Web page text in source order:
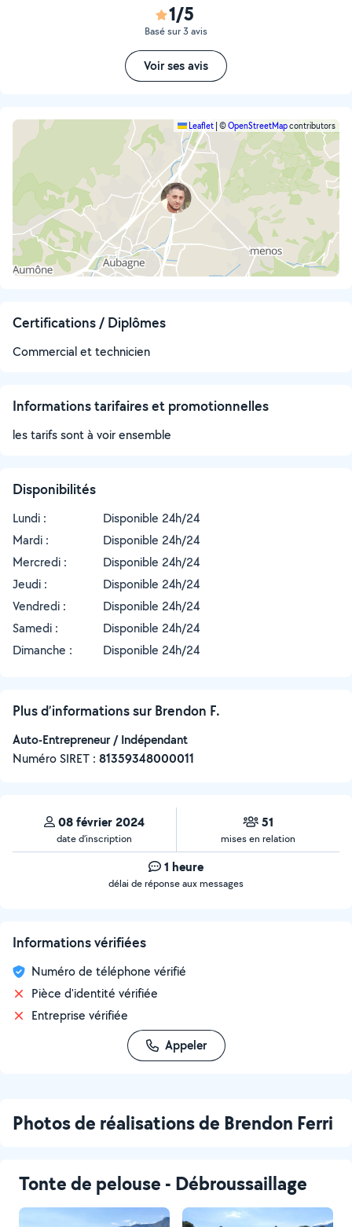
1/5
Basé sur 3 avis
Voir ses avis
Leaflet ©OpenStreetMapcontributors
Certifications / Diplômes
Commercial et technicien
Informations tarifaires et promotionnelles
les tarifs sont à voir ensemble
Disponibilités
Lundi :
Disponible 24h/24
Mardi :
Disponible 24h/24
Mercredi :
Disponible 24h/24
Jeudi :
Disponible 24h/24
Vendredi :
Disponible 24h/24
Samedi :
Disponible 24h/24
Dimanche :
Disponible 24h/24
Plus d’informations sur Brendon F.
Auto-Entrepreneur / Indépendant
Numéro SIRET : ‍81359348000011
08 février 2024
date d’inscription
51
mises en relation
1 heure
délai de réponse aux messages
Informations vérifiées
Numéro de téléphone vérifié
Pièce d'identité vérifiée
Entreprise vérifiée
Appeler
Photos de réalisations de Brendon Ferri
Tonte de pelouse - Débroussaillage